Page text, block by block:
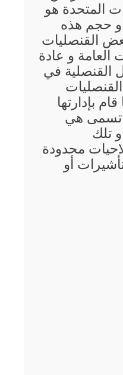
المتحدة هو
حجم هذه
القنصليات
و عادة
القنصلية في
بإدارتها
تسمى هي
تلك
محدودة
أو